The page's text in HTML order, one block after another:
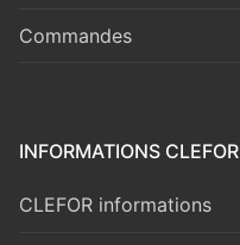
Commandes
INFORMATIONS CLEFOR
CLEFOR informations